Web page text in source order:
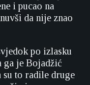
i pucao na
da nije znao
po izlasku
ga je Bojadžić
to radile druge